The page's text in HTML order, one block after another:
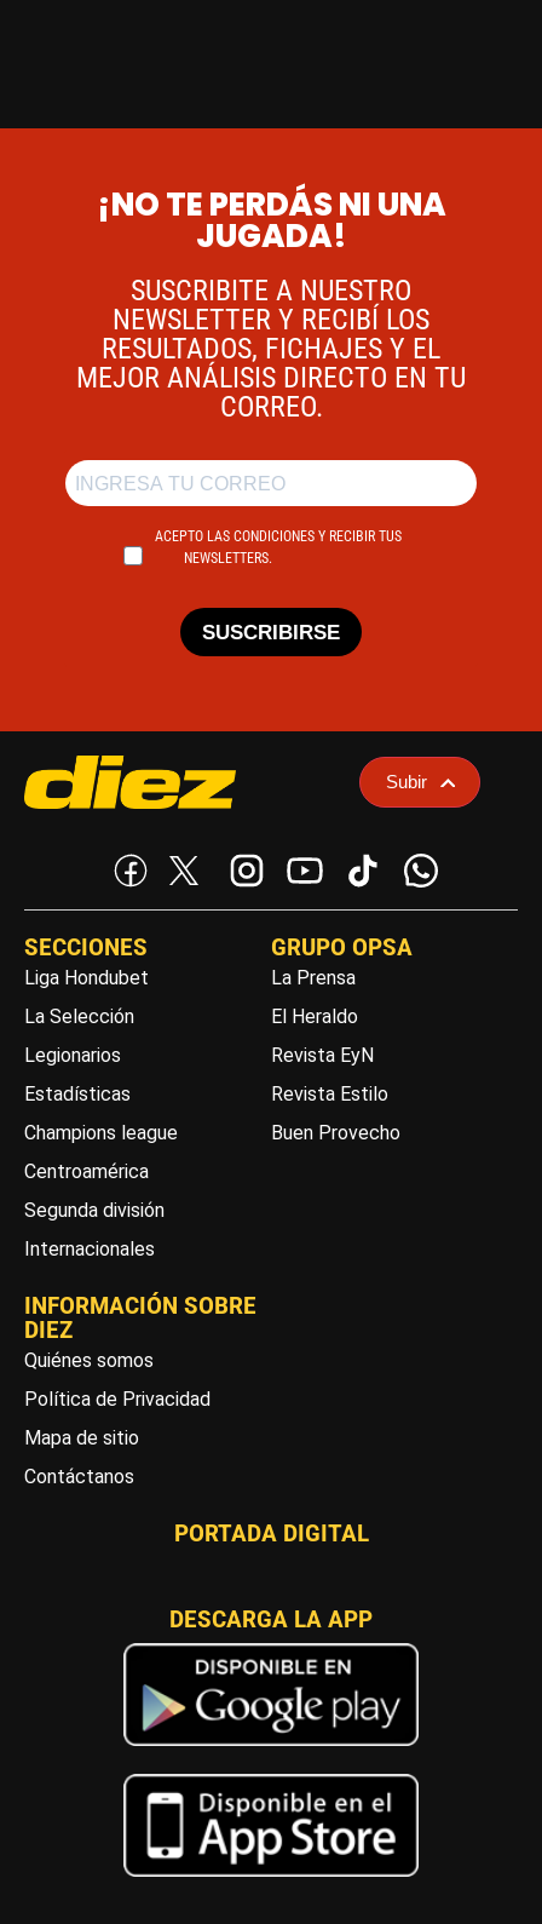
¡NO TE PERDÁS NI UNA
JUGADA!
SUSCRIBITE A NUESTRO
NEWSLETTER Y RECIBÍ LOS
RESULTADOS, FICHAJES Y EL
MEJOR ANÁLISIS DIRECTO EN TU
CORREO.
ACEPTO LAS CONDICIONES Y RECIBIR TUS
NEWSLETTERS.
SUSCRIBIRSE
Subir
SECCIONES
Liga Hondubet
La Selección
Legionarios
Estadísticas
Champions league
Centroamérica
Segunda división
Internacionales
GRUPO OPSA
La Prensa
El Heraldo
Revista EyN
Revista Estilo
Buen Provecho
INFORMACIÓN SOBRE
DIEZ
Quiénes somos
Política de Privacidad
Mapa de sitio
Contáctanos
PORTADA DIGITAL
DESCARGA LA APP